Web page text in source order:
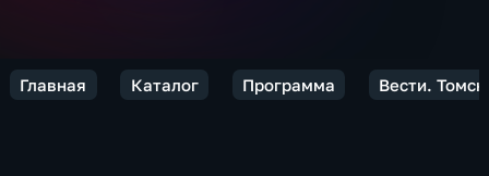
Главная Каталог Программа Вести. Томск